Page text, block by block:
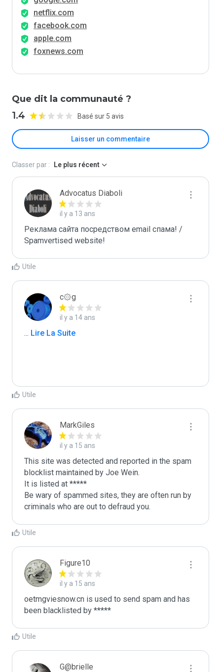
netflix.com
facebook.com
apple.com
foxnews.com
Que dit la communauté ?
1.4 Basé sur 5 avis
Laisser un commentaire
Classer par : Le plus récent
Advocatus Diaboli
il y a 13 ans
Реклама сайта посредством email спама! /
Spamvertised website!
Utile
c۞g
il y a 14 ans
... Lire La Suite
Utile
MarkGiles
il y a 15 ans
This site was detected and reported in the spam
blocklist maintained by Joe Wein.
It is listed at *****
Be wary of spammed sites, they are often run by
criminals who are out to defraud you.
Utile
Figure10
il y a 15 ans
oetmgviesnow.cn is used to send spam and has
been blacklisted by *****
Utile
G@brielle